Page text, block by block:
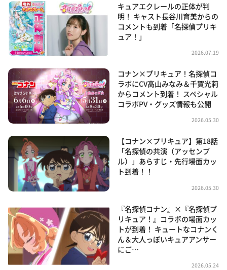
キュアエクレールの正体が判
明！ キャスト長谷川育美からの
コメントも到着「名探偵プリキ
ュア！」
2026.07.19
コナン×プリキュア！名探偵コ
ラボにCV高山みなみ＆千賀光莉
からコメント到着！ スペシャル
コラボPV・グッズ情報も公開
2026.05.30
【コナン×プリキュア】第18話
「名探偵の共演（アッセンブ
ル）」あらすじ・先行場面カッ
ト到着！！
2026.05.30
『名探偵コナン』×『名探偵プ
リキュア！』コラボの場面カッ
トが到着！ キュートなコナンく
ん＆大人っぽいキュアアンサー
にご…
2026.05.24